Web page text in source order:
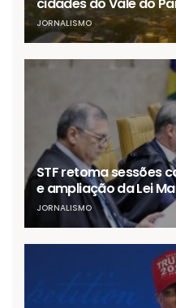
JORNALISMO
STF retoma sessões
e ampliação da Lei
JORNALISMO